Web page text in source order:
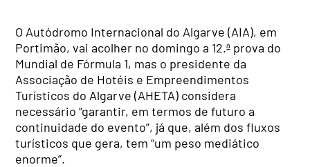
O Autódromo Internacional do Algarve (AIA), em
Portimão, vai acolher no domingo a 12.ª prova do
Mundial de Fórmula 1, mas o presidente da
Associação de Hotéis e Empreendimentos
Turísticos do Algarve (AHETA) considera
necessário “garantir, em termos de futuro a
continuidade do evento”, já que, além dos fluxos
turísticos que gera, tem “um peso mediático
enorme”.